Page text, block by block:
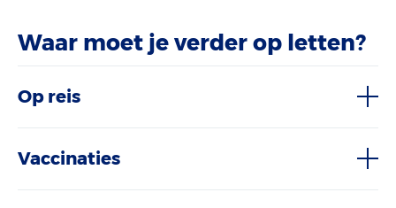
Waar moet je verder op letten?
Op reis
Vaccinaties